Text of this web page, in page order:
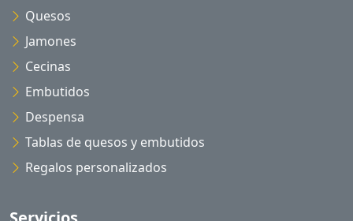
Quesos
Jamones
Cecinas
Embutidos
Despensa
Tablas de quesos y embutidos
Regalos personalizados